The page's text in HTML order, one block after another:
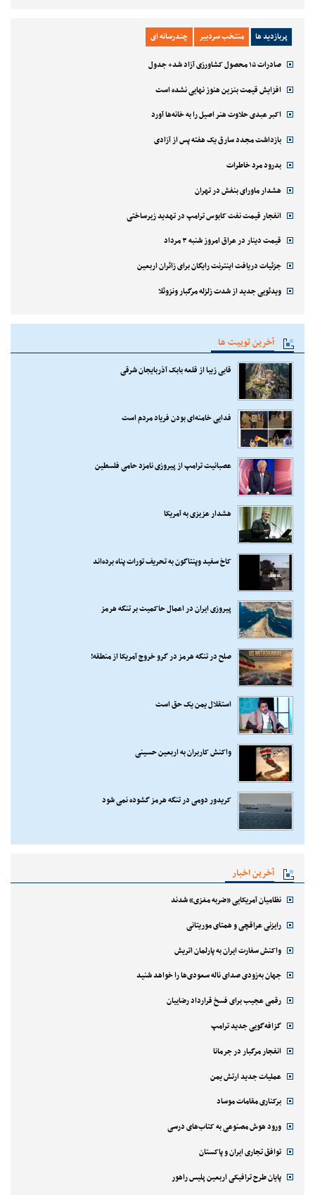
پربازدید ها منتخب سردبیر چندرسانه ای
صادرات ۱۵ محصول کشاورزی آزاد شد+ جدول
افزایش قیمت بنزین هنوز نهایی نشده است
اکبر عبدی حلاوت هنر اصیل را به خانه‌ها آورد
بازداشت مجدد سارق یک هفته پس از آزادی
بدرود مرد خاطرات
هشدار ماورای بنفش در تهران
انفجار قیمت نفت کابوس ترامپ در تهدید زیرساختی
قیمت دینار در عراق امروز شنبه ۳ مرداد
جزئیات دریافت اینترنت رایگان برای زائران اربعین
ویدئویی جدید از شدت زلزله مرگبار ونزوئلا
آخرین توییت ها
قابی زیبا از قلعه بابک آذربایجان شرقی
فدایی خامنه‌ای بودن فریاد مردم است
عصبانیت ترامپ از پیروزی نامزد حامی فلسطین
هشدار عزیزی به آمریکا
کاخ سفید وپنتاگون به تحریف تورات پناه برده‌اند
پیروزی ایران در اعمال حاکمیت بر تنگه هرمز
صلح در تنگه هرمز در گرو خروج آمریکا از منطقه!
استقلال یمن یک حق است
واکنش کاربران به اربعین حسینی
کریدور دومی در تنگه هرمز گشوده نمی شود
آخرین اخبار
نظامیان آمریکایی «ضربه مغزی» شدند
رایزنی عراقچی و همتای موریتانی
واکنش سفارت ایران به پارلمان اتریش
جهان به‌زودی صدای ناله سعودی‌ها را خواهد شنید
رقمی عجیب برای فسخ قرارداد رضاییان
گزافه‌گویی جدید ترامپ
انفجار مرگبار در جرمانا
عملیات جدید ارتش یمن
برکناری مقامات موساد
ورود هوش مصنوعی به کتاب‌های درسی
توافق تجاری ایران و پاکستان
پایان طرح ترافیکی اربعین پلیس راهور